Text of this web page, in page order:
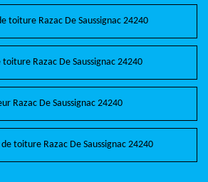
toiture Razac De Saussignac 24240
Razac De Saussignac 24240
Razac De Saussignac 24240
toiture Razac De Saussignac 24240